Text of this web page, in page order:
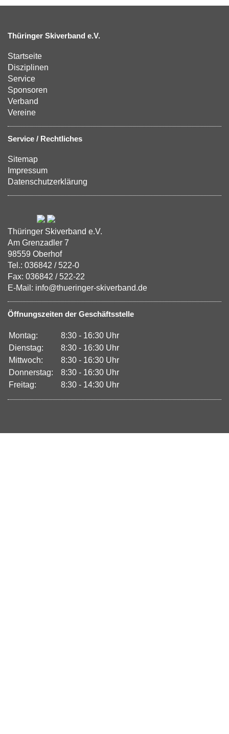
Thüringer Skiverband e.V.
Startseite
Disziplinen
Service
Sponsoren
Verband
Vereine
Service / Rechtliches
Sitemap
Impressum
Datenschutzerklärung
Thüringer Skiverband e.V.
Am Grenzadler 7
98559 Oberhof
Tel.: 036842 / 522-0
Fax: 036842 / 522-22
E-Mail: info@thueringer-skiverband.de
Öffnungszeiten der Geschäftsstelle
Montag:
8:30 - 16:30 Uhr
Dienstag:
8:30 - 16:30 Uhr
Mittwoch:
8:30 - 16:30 Uhr
Donnerstag:
8:30 - 16:30 Uhr
Freitag:
8:30 - 14:30 Uhr